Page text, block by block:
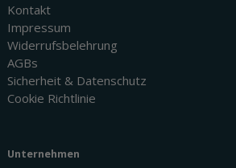
Kontakt
Impressum
Widerrufsbelehrung
AGBs
Sicherheit & Datenschutz
Cookie Richtlinie
Unternehmen